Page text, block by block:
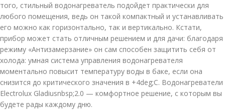
того, стильный водонагреватель подойдет практически для
любого помещения, ведь он такой компактный и устанавливать
его можно как горизонтально, так и вертикально. Кстати,
прибор может стать отличным решением и для дачи: благодаря
режиму «Антизамерзание» он сам способен защитить себя от
холода: умная система управления водонагревателя
моментально повысит температуру воды в баке, если она
снизится до критического значения в +4deg;С. Водонагреватели
Electrolux Gladiusnbsp;2.0 — комфортное решение, с которым вы
будете рады каждому дню.